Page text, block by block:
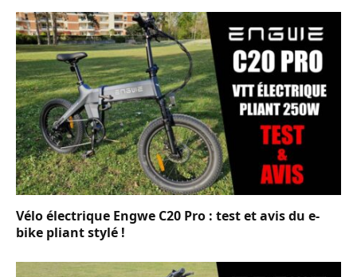
Vélo électrique Engwe C20 Pro : test et avis du e-
bike pliant stylé !